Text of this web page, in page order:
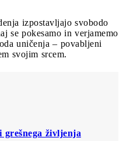
izpostavljajo svobodo
se pokesamo in verjamemo
uničenja – povabljeni
svojim srcem.
življenja